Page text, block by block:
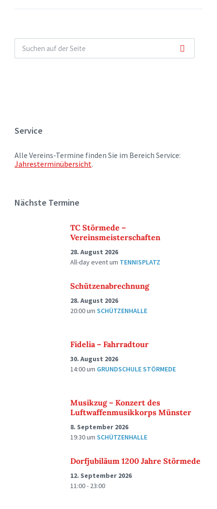
Service
Alle Vereins-Termine finden Sie im Bereich Service:
Jahresterminübersicht.
Nächste Termine
TC Störmede –
Vereinsmeisterschaften
28. August 2026
All-day eventum TENNISPLATZ
Schützenabrechnung
28. August 2026
20:00um SCHÜTZENHALLE
Fidelia – Fahrradtour
30. August 2026
14:00um GRUNDSCHULE STÖRMEDE
Musikzug – Konzert des
Luftwaffenmusikkorps Münster
8. September 2026
19:30um SCHÜTZENHALLE
Dorfjubiläum 1200 Jahre Störmede
12. September 2026
11:00 - 23:00